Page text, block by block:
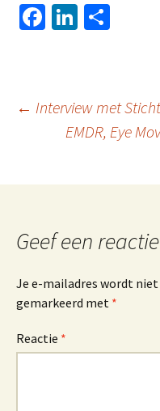
Fa
o
o
Li
n
n
← Interview met
EMDR, Eye
Geef een reactie
Je e-mailadres wordt
gemarkeerd met *
Reactie *